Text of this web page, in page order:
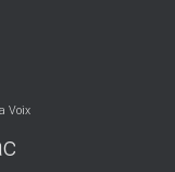
Voix